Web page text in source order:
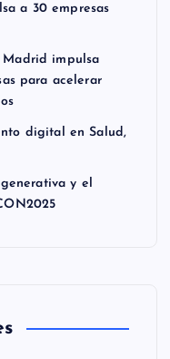
a 30 empresas
Madrid impulsa
para acelerar
digital en Salud,
y el